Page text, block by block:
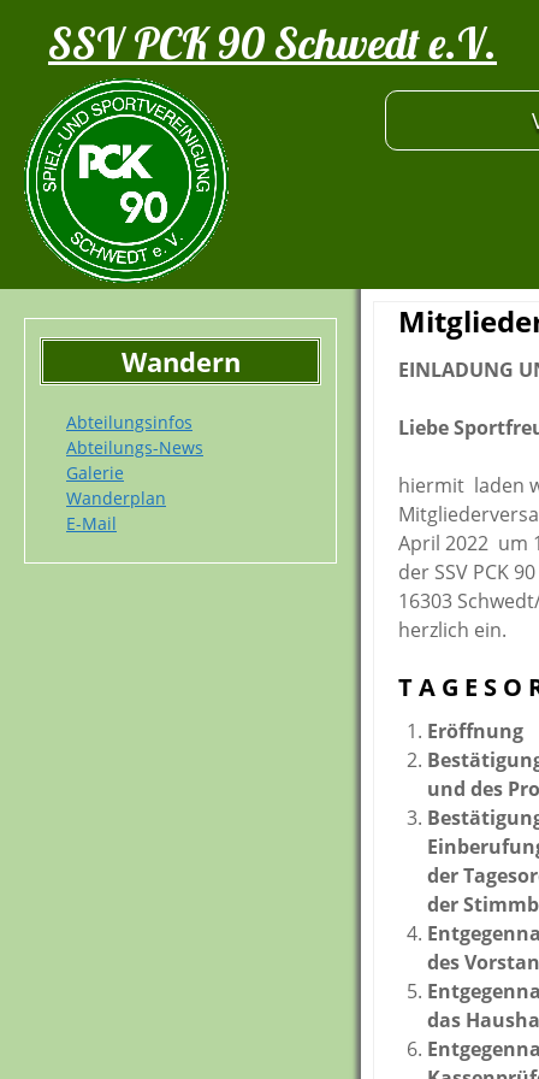
SSV PCK 90 Schwedt e.V.
Wandern
Abteilungsinfos
Abteilungs-News
Galerie
Wanderplan
E-Mail
EINLADUNG
Liebe
hiermit laden
April 2022 um
der SSV PCK
16303
herzlich ein.
T A G E S O
Eröffnung
und des
der
der
des
das